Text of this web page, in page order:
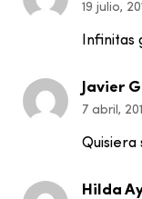
19 julio,
Infinitas
Javier
7 abril,
Quisiera
Hilda